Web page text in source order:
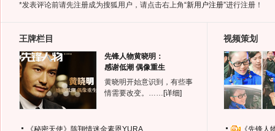
*发表评论前请先注册成为搜狐用户，请点击右上角“新用户注册”进行注册！
王牌栏目
先锋人物黄晓明：
感谢低潮 偶像重生
黄晓明开始意识到，有些事
情需要改变。…… [详细]
《秘密天使》陈翔情迷金素恩YURA
视频策划
《先锋